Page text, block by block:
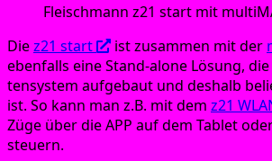
Fleisch­mann z21 start mit
Diez21 start ist zusam­men mit der
eben­falls eine Stand-alo­ne Lösung,
ten­sys­tem auf­ge­baut und des­halb
ist. So kann man z.B. mit dem z21
Züge über die APP auf dem Tablet
steuern.